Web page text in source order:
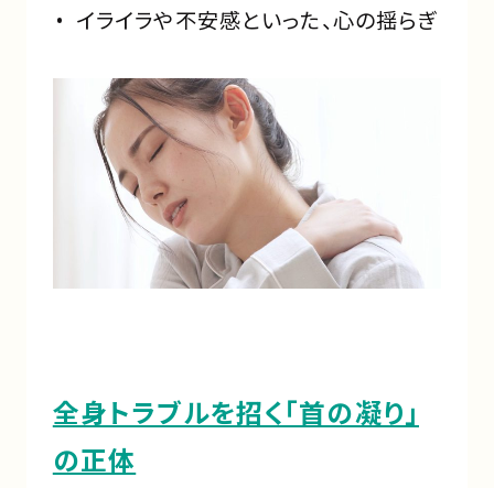
イライラや不安感といった、心の揺らぎ
全身トラブルを招く「首の凝り」
の正体